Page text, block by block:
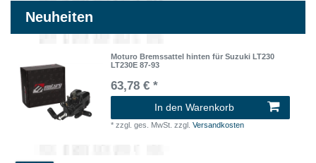
Neuheiten
Moturo Bremssattel hinten für Suzuki LT230
LT230E 87-93
63,78 € *
In den Warenkorb
*zzgl. ges. MwSt. zzgl.Versandkosten